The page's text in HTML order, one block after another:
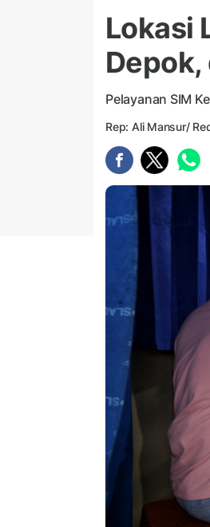
Lokasi
Pelayanan SIM
Rep: Ali Mansur/